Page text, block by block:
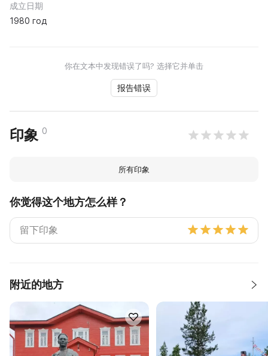
成立日期
1980 год
你在文本中发现错误了吗? 选择它并单击
报告错误
印象 0
所有印象
你觉得这个地方怎么样？
附近的地方